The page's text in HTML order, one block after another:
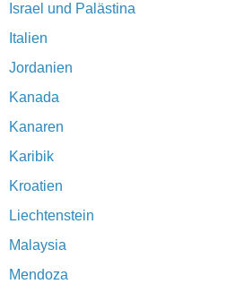
Israel und Palästina
Italien
Jordanien
Kanada
Kanaren
Karibik
Kroatien
Liechtenstein
Malaysia
Mendoza